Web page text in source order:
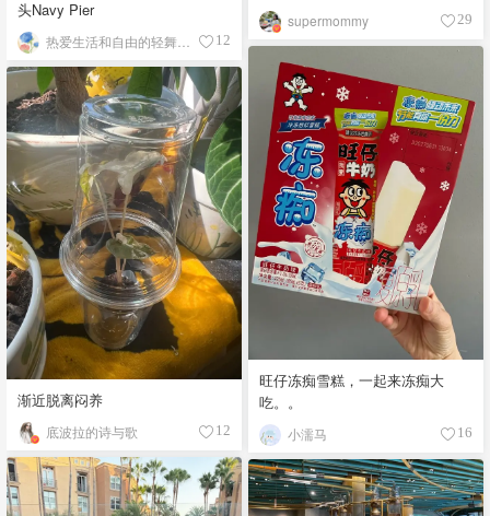
supermommy 29
头Navy Pier
12
旺仔冻痴雪糕，一起来冻痴大
吃。。
小濡马 16
渐近脱离闷养
底波拉的诗与歌 12